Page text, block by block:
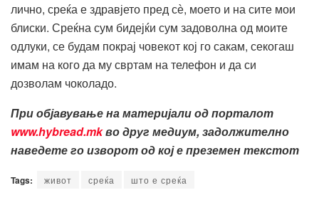
лично, среќа е здравјето пред сѐ, моето и на сите мои
блиски. Среќна сум бидејќи сум задоволна од моите
одлуки, се будам покрај човекот кој го сакам, секогаш
имам на кого да му свртам на телефон и да си
дозволам чоколадо.
При објавување на материјали од порталот
www.hybread.mkво друг медиум, задолжително
наведете го изворот од кој е преземен текстот
Tags: живот среќа што е среќа